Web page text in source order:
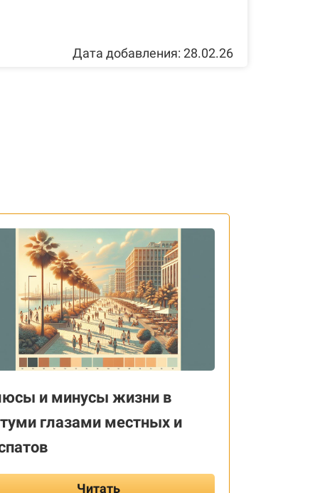
Дата добавления: 28.02.26
и минусы жизни в
глазами местных и
Читать